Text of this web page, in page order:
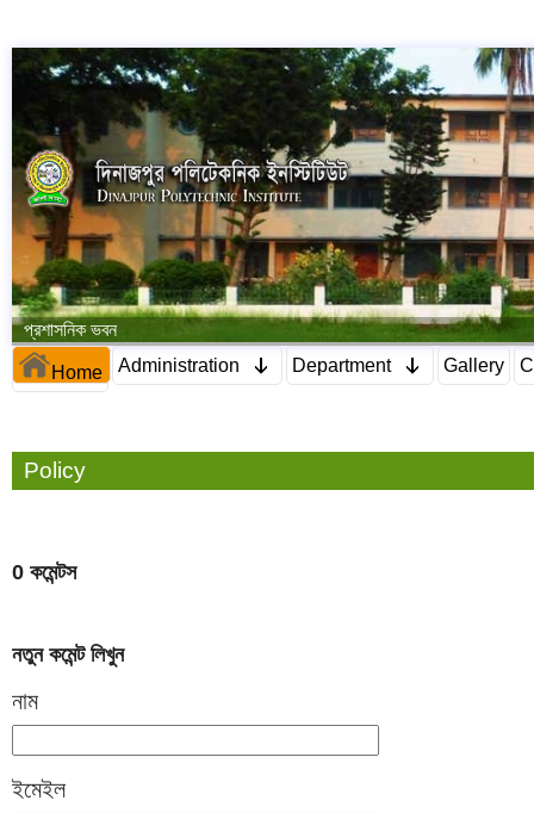
প্রশাসনিক ভবন
Home Administration Department Gallery
Policy
0 কমেন্টস
নতুন কমেন্ট লিখুন
নাম
ইমেইল